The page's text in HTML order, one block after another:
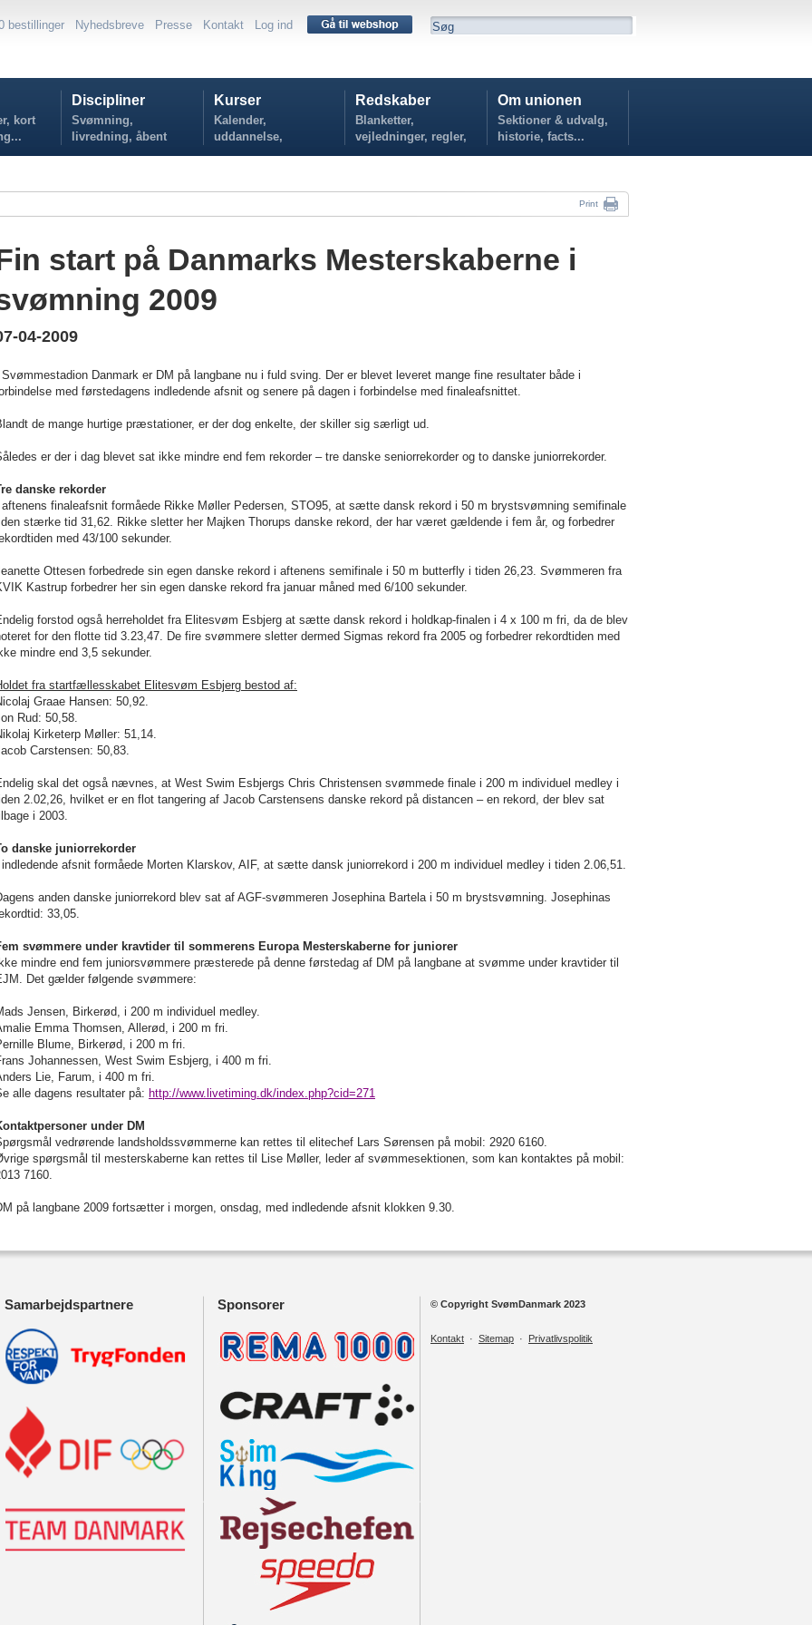
bestillinger Nyhedsbreve Presse Kontakt Log ind
kort
Discipliner
Svømning,
livredning, åbent
vand...
Kurser
Kalender,
uddannelse,
tilmelding...
Redskaber
Blanketter,
vejledninger, regler,
politikker...
Om unionen
Sektioner & udvalg,
historie, facts...
Print
start på Danmarks Mesterskaberne i
2009
04-2009
I Svømmestadion Danmark er DM på langbane nu i fuld sving. Der er blevet leveret mange fine resultater både i
med førstedagens indledende afsnit og senere på dagen i forbindelse med finaleafsnittet.
de mange hurtige præstationer, er der dog enkelte, der skiller sig særligt ud.
er der i dag blevet sat ikke mindre end fem rekorder – tre danske seniorrekorder og to danske juniorrekorder.
danske rekorder
I aftenens finaleafsnit formåede Rikke Møller Pedersen, STO95, at sætte dansk rekord i 50 m brystsvømning semifinale
stærke tid 31,62. Rikke sletter her Majken Thorups danske rekord, der har været gældende i fem år, og forbedrer
med 43/100 sekunder.
Ottesen forbedrede sin egen danske rekord i aftenens semifinale i 50 m butterfly i tiden 26,23. Svømmeren fra
Kastrup forbedrer her sin egen danske rekord fra januar måned med 6/100 sekunder.
forstod også herreholdet fra Elitesvøm Esbjerg at sætte dansk rekord i holdkap-finalen i 4 x 100 m fri, da de blev
for den flotte tid 3.23,47. De fire svømmere sletter dermed Sigmas rekord fra 2005 og forbedrer rekordtiden med
mindre end 3,5 sekunder.
fra startfællesskabet Elitesvøm Esbjerg bestod af:
Graae Hansen: 50,92.
Rud: 50,58.
Kirketerp Møller: 51,14.
Carstensen: 50,83.
skal det også nævnes, at West Swim Esbjergs Chris Christensen svømmede finale i 200 m individuel medley i
2.02,26, hvilket er en flot tangering af Jacob Carstensens danske rekord på distancen – en rekord, der blev sat
i 2003.
danske juniorrekorder
I indledende afsnit formåede Morten Klarskov, AIF, at sætte dansk juniorrekord i 200 m individuel medley i tiden 2.06,51.
anden danske juniorrekord blev sat af AGF-svømmeren Josephina Bartela i 50 m brystsvømning. Josephinas
33,05.
svømmere under kravtider til sommerens Europa Mesterskaberne for juniorer
Ikke mindre end fem juniorsvømmere præsterede på denne førstedag af DM på langbane at svømme under kravtider til
Det gælder følgende svømmere:
Jensen, Birkerød, i 200 m individuel medley.
Emma Thomsen, Allerød, i 200 m fri.
Blume, Birkerød, i 200 m fri.
Johannessen, West Swim Esbjerg, i 400 m fri.
Lie, Farum, i 400 m fri.
alle dagens resultater på: http://www.livetiming.dk/index.php?cid=271
under DM
vedrørende landsholdssvømmerne kan rettes til elitechef Lars Sørensen på mobil: 2920 6160.
spørgsmål til mesterskaberne kan rettes til Lise Møller, leder af svømmesektionen, som kan kontaktes på mobil:
7160.
på langbane 2009 fortsætter i morgen, onsdag, med indledende afsnit klokken 9.30.
Samarbejdspartnere Sponsorer © Copyright SvømDanmark 2023
Kontakt · Sitemap · Privatlivspolitik